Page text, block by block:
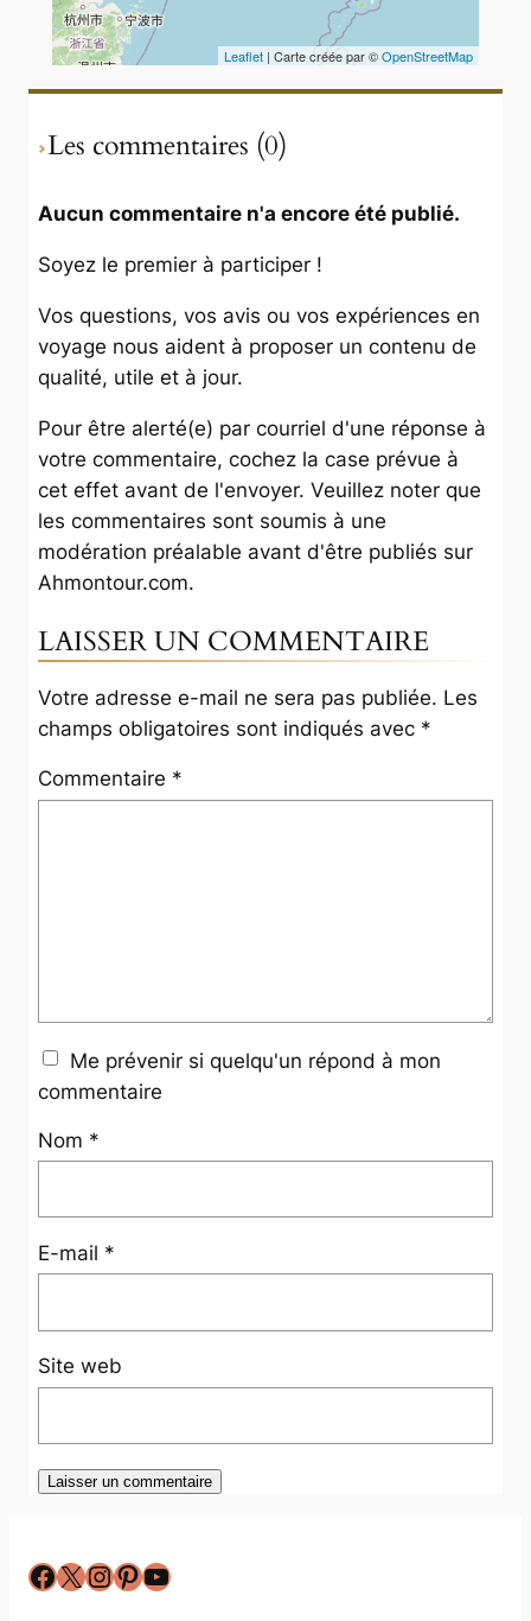
Leaflet | Carte créée par ©OpenStreetMap
Les commentaires (0)
Aucun commentaire n'a encore été publié.
Soyez le premier à participer !
Vos questions, vos avis ou vos expériences en
voyage nous aident à proposer un contenu de
qualité, utile et à jour.
Pour être alerté(e) par courriel d'une réponse à
votre commentaire, cochez la case prévue à
cet effet avant de l'envoyer. Veuillez noter que
les commentaires sont soumis à une
modération préalable avant d'être publiés sur
Ahmontour.com.
LAISSER UN COMMENTAIRE
Votre adresse e-mail ne sera pas publiée. Les
champs obligatoires sont indiqués avec *
Commentaire *
Me prévenir si quelqu'un répond à mon
commentaire
Nom *
E-mail *
Site web
Facebook
X Instagram
Pinterest
YouTube